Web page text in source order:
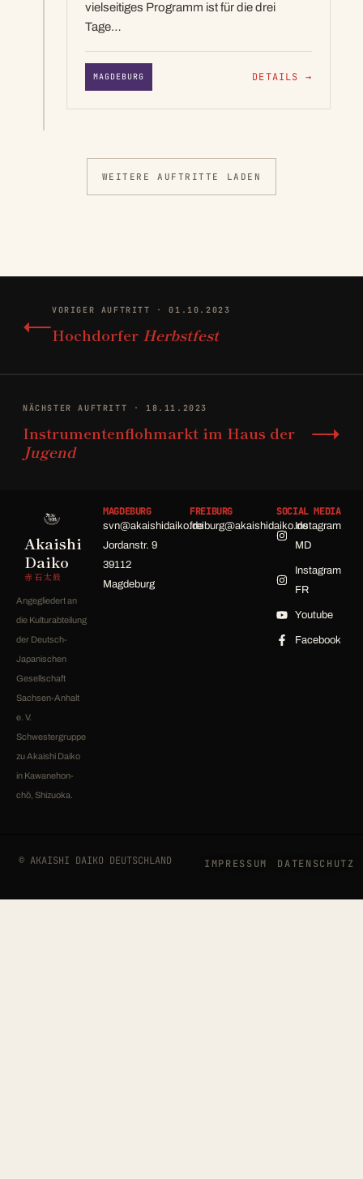
vielseitiges Programm ist für die drei
Tage…
MAGDEBURG DETAILS →
WEITERE AUFTRITTE LADEN
←VORIGER AUFTRITT · 01.10.2023
Hochdorfer Herbstfest
NÄCHSTER AUFTRITT · 18.11.2023
Instrumentenflohmarkt im Haus der
Jugend
→
Akaishi
Daiko
赤石太鼓
Angegliedert an
die Kulturabteilung
der Deutsch-
Japanischen
Gesellschaft
Sachsen-Anhalt
e. V.
Schwestergruppe
zu Akaishi Daiko
in Kawanehon-
chō, Shizuoka.
MAGDEBURG
svn@akaishidaiko.de
Jordanstr. 9
39112
Magdeburg
FREIBURG
freiburg@akaishidaiko.de
SOCIAL MEDIA
Instagram
MD
Instagram
FR
Youtube
Facebook
© AKAISHI DAIKO DEUTSCHLAND DATENSCHUTZ
IMPRESSUM